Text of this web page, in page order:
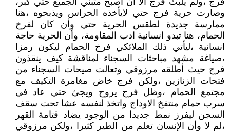
وصارت حرية فرج حتي لايأخذه الحراس ويذبحوه ،هنا
ممارسة جديدة لطقس الحرية حتي وأن كان لفرخ
الحمام، هنا تبدو انسانية ادب المقاومة، وأن الحرية حاجة
انسانية ،ليأتي ذلك الملائكي فرخ الحمام ليكون رمزا
،صياغة مشهد مباحثات السجناء لمناقشة كيف ينقذون
فرج حيث أطلقه مرزوقي وتعالت صيحات السجناء من
فتحات الزنازين ،ولكن فرج خاض مغامرة التكيف مع
مجتمع الحمام ،وظل فرج يروح ويجئ حتي عاد في
سرب حمام منتفخ الاوداج واتخذ لنفسه عشا تحت سقف
السجن ليفرز نمط جديدا من الوجود يضاد قتامة القهر
،لم لا وأن الإنسان تعلم من الطير كثيرا ،ولكن مرزوقي